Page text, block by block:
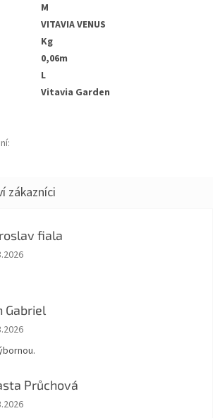
m
VITAVIA VENUS
kg
0,06m
L
Vitavia Garden
:
fiala
obchodu je 5 z 5 hvězdiček.
Gabriel
obchodu je 5 z 5 hvězdiček.
Průchová
obchodu je 5 z 5 hvězdiček.